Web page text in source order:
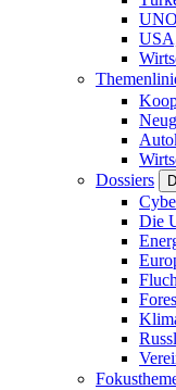
Dossiers
Die